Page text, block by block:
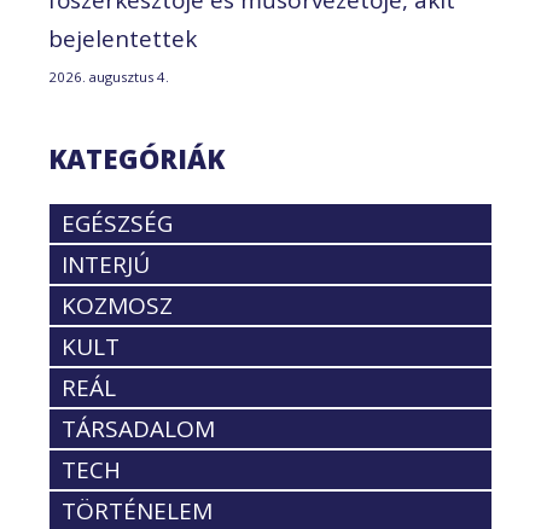
bejelentettek
2026. augusztus 4.
KATEGÓRIÁK
EGÉSZSÉG
INTERJÚ
KOZMOSZ
KULT
REÁL
TÁRSADALOM
TECH
TÖRTÉNELEM